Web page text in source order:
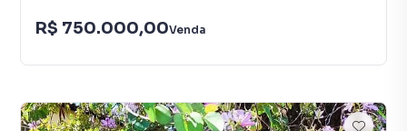
R$ 750.000,00Venda